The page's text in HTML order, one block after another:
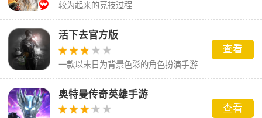
较为起来的竞技过程
活下去官方版
一款以末日为背景色彩的角色扮演手游
查看
奥特曼传奇英雄手游
查看